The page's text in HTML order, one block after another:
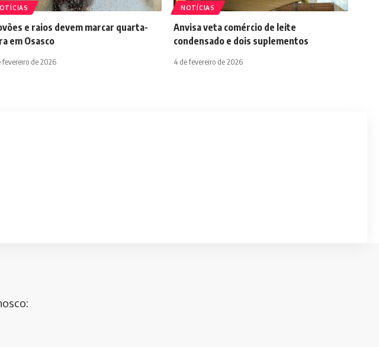
e raios devem marcar quarta-
em Osasco
fevereiro de 2026
NOTÍCIAS
Anvisa veta comércio de leite
condensado e dois suplementos
4 de fevereiro de 2026